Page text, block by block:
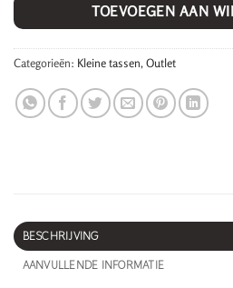
TOEVOEGEN AAN
Categorieën: Kleine tassen, Outlet
BESCHRIJVING
AANVULLENDE INFORMATIE